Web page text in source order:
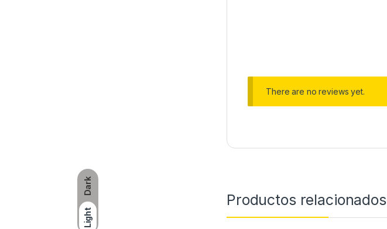
Dark
Light
There are no reviews yet.
Productos relacionados